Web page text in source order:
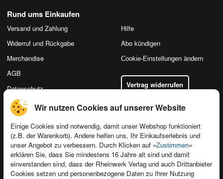
Wir nutzen Cookies auf unserer Website
Einige Cookies sind notwendig, damit unser Webshop funktioniert
(z.B. der Warenkorb). Andere helfen uns, Ihr Einkaufserlebnis und
unser Angebot zu verbessern. Durch Klicken auf »Zustimmen«
erklären Sie, dass Sie mindestens 16 Jahre alt sind und damit
einverstanden sind, dass der Rheinwerk Verlag und auch Drittanbieter
Cookies setzen und personenbezogene Daten zu Ihrer Nutzung
Kontakt
Newsletter
Für Unternehmen
Produktfeedback
Foreign Rights
Rund ums Einkaufen
Versand und Zahlung
Widerruf und Rückgabe
Merchandise
AGB
Datenschutz
Hilfe
Abo kündigen
Cookie-Einstellungen ändern
Vertrag widerrufen